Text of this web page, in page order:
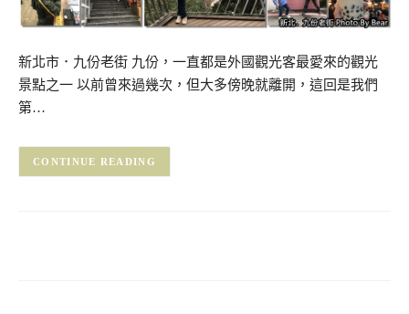
新北市．九份老街 九份，一直都是外國觀光客最愛來的觀光
景點之一 以前曾來過幾次，但大多傍晚就離開，這回是我們
第…
CONTINUE READING